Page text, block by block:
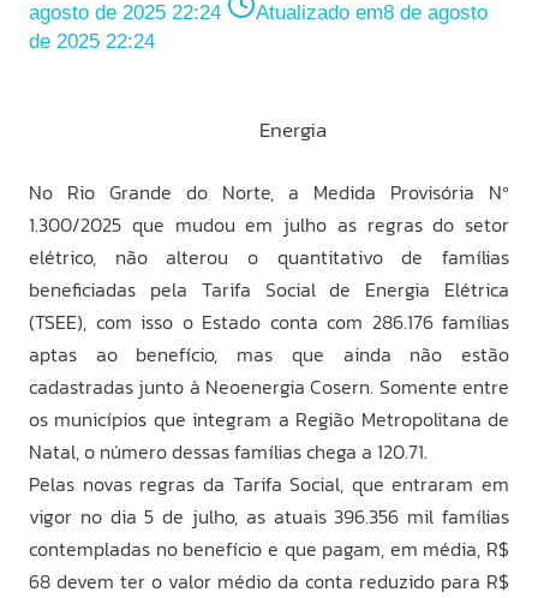
agosto de 2025 22:24
Atualizado em8 de agosto
de 2025 22:24
Energia
No Rio Grande do Norte, a Medida Provisória Nº
1.300/2025 que mudou em julho as regras do setor
elétrico, não alterou o quantitativo de famílias
beneficiadas pela Tarifa Social de Energia Elétrica
(TSEE), com isso o Estado conta com 286.176 famílias
aptas ao benefício, mas que ainda não estão
cadastradas junto à Neoenergia Cosern. Somente entre
os municípios que integram a Região Metropolitana de
Natal, o número dessas famílias chega a 120.71.
Pelas novas regras da Tarifa Social, que entraram em
vigor no dia 5 de julho, as atuais 396.356 mil famílias
contempladas no benefício e que pagam, em média, R$
68 devem ter o valor médio da conta reduzido para R$